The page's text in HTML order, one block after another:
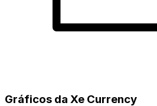
Gráficos da Xe Currency